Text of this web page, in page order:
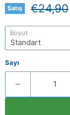
Satış Orijinal
€24,90
Boyut
Sayı